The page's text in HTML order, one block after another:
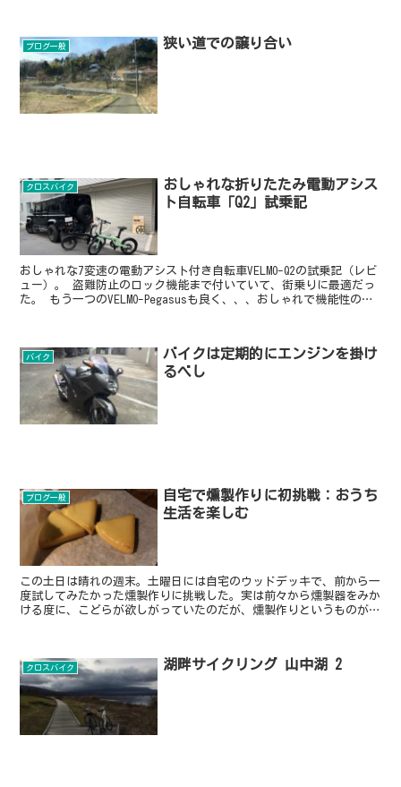
ブログ一般 狭い道での譲り合い
クロスバイク
おしゃれな折りたたみ電動アシス
ト自転車「Q2」試乗記
おしゃれな7変速の電動アシスト付き自転車VELMO-Q2の試乗記（レビ
ュー）。 盗難防止のロック機能まで付いていて、街乗りに最適だっ
た。 もう一つのVELMO-Pegasusも良く、、、おしゃれで機能性の高
バイク
バイクは定期的にエンジンを掛け
るべし
ブログ一般
自宅で燻製作りに初挑戦：おうち
生活を楽しむ
この土日は晴れの週末。土曜日には自宅のウッドデッキで、前から一
度試してみたかった燻製作りに挑戦した。実は前々から燻製器をみか
ける度に、こどらが欲しがっていたのだが、燻製作りというものがど
クロスバイク 湖畔サイクリング 山中湖 2